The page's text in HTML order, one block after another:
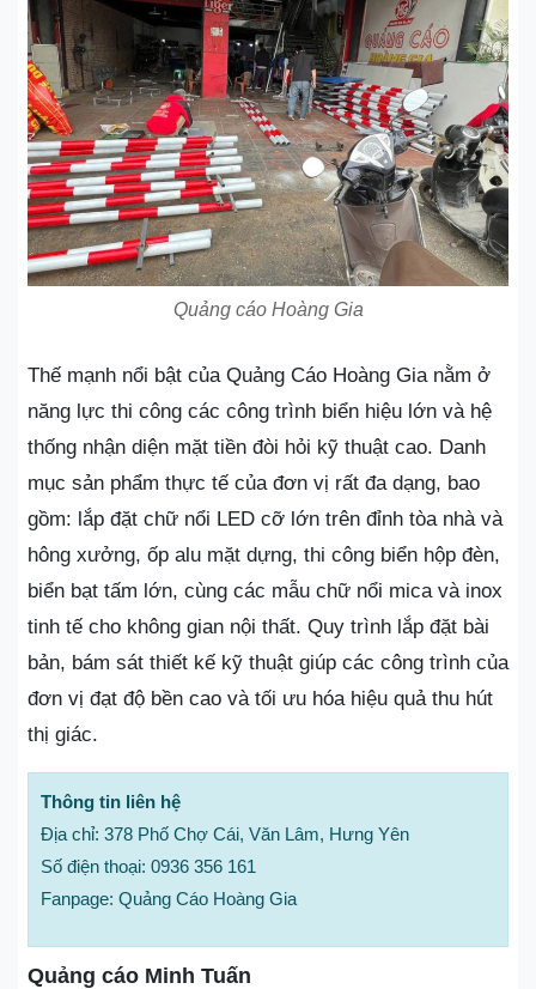
Quảng cáo Hoàng Gia
Thế mạnh nổi bật của Quảng Cáo Hoàng Gia nằm ở
năng lực thi công các công trình biển hiệu lớn và hệ
thống nhận diện mặt tiền đòi hỏi kỹ thuật cao. Danh
mục sản phẩm thực tế của đơn vị rất đa dạng, bao
gồm: lắp đặt chữ nổi LED cỡ lớn trên đỉnh tòa nhà và
hông xưởng, ốp alu mặt dựng, thi công biển hộp đèn,
biển bạt tấm lớn, cùng các mẫu chữ nổi mica và inox
tinh tế cho không gian nội thất. Quy trình lắp đặt bài
bản, bám sát thiết kế kỹ thuật giúp các công trình của
đơn vị đạt độ bền cao và tối ưu hóa hiệu quả thu hút
thị giác.
Thông tin liên hệ
Địa chỉ: 378 Phố Chợ Cái, Văn Lâm, Hưng Yên
Số điện thoại: 0936 356 161
Fanpage: Quảng Cáo Hoàng Gia
Quảng cáo Minh Tuấn